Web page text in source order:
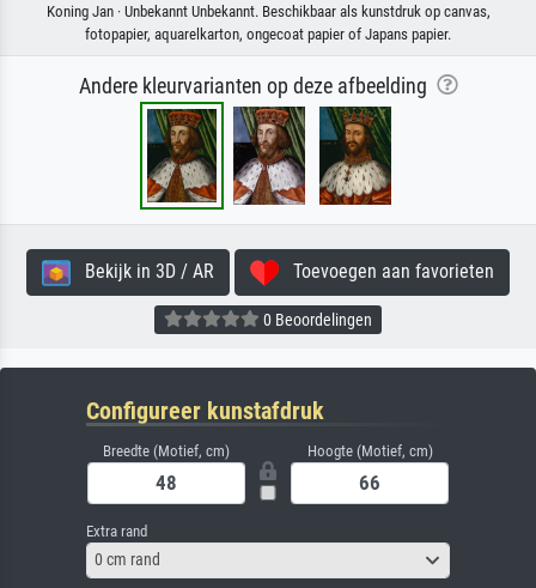
Koning Jan · Unbekannt Unbekannt. Beschikbaar als kunstdruk op canvas,
fotopapier, aquarelkarton, ongecoat papier of Japans papier.
Andere kleurvarianten op deze afbeelding
Bekijk in 3D / AR Toevoegen aan favorieten
0 Beoordelingen
Configureer kunstafdruk
Breedte (Motief, cm) Hoogte (Motief, cm)
Extra rand
0 cm rand